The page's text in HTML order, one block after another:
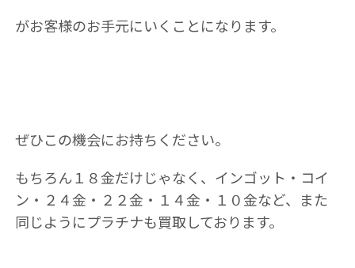
がお客様のお手元にいくことになります。
ぜひこの機会にお持ちください。
もちろん１８金だけじゃなく、インゴット・コイ
ン・２４金・２２金・１４金・１０金など、また
同じようにプラチナも買取しております。